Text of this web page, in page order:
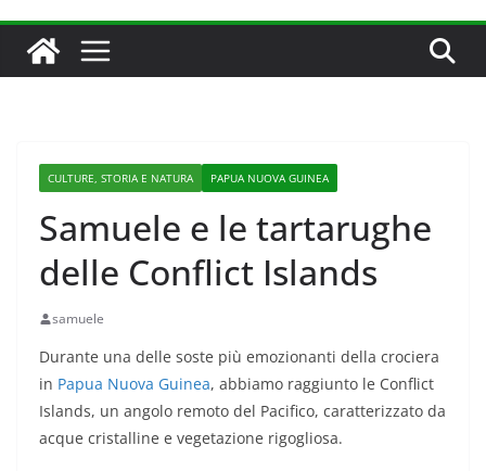
CULTURE, STORIA E NATURA PAPUA NUOVA GUINEA
Samuele e le tartarughe
delle Conflict Islands
samuele
Durante una delle soste più emozionanti della crociera
in Papua Nuova Guinea, abbiamo raggiunto le Conflict
Islands, un angolo remoto del Pacifico, caratterizzato da
acque cristalline e vegetazione rigogliosa.